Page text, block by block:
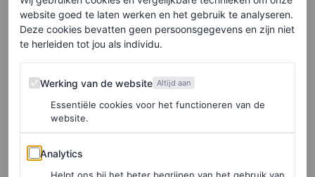
website goed te laten werken en het gebruik te analyseren.
Deze cookies bevatten geen persoonsgegevens en zijn niet
te herleiden tot jou als individu.
Werking van de website
Werking van de website Altijd aan
Essentiële cookies voor het functioneren van de
website.
Analytics
Analytics